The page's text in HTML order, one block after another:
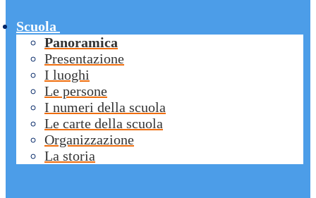
Scuola
Panoramica
Presentazione
I luoghi
Le persone
I numeri della scuola
Le carte della scuola
Organizzazione
La storia